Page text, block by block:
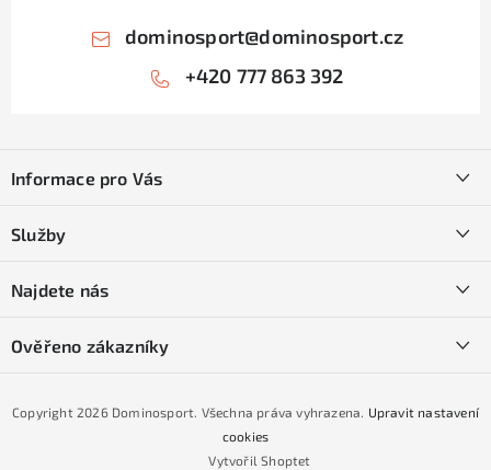
dominosport@dominosport.cz
+420 777 863 392
pInformace pro Vás
Obchodní podmínky
Podmínky GDPR
Podmínky nákupu na splátky ESSOX
Služby
Naše prodejna
Najdete nás
Ověřeno zákazníky
Vytvořil Shoptet
Copyright 2026 Dominosport. Všechna práva vyhrazena. Upravit nastavení
cookies